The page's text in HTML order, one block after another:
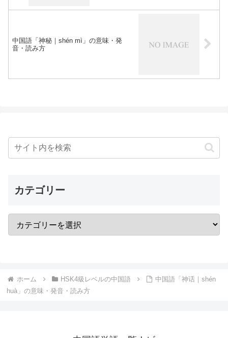
中国語「神秘｜shén mì」の意味・発
音・読み方
カテゴリー
ホーム HSK4級レベルの中国語
中国語「神话｜shén
huà」の意味・発音・読み方